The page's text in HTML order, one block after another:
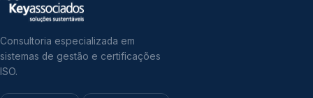
Consultoria especializada em
sistemas de gestão e certificações
ISO.